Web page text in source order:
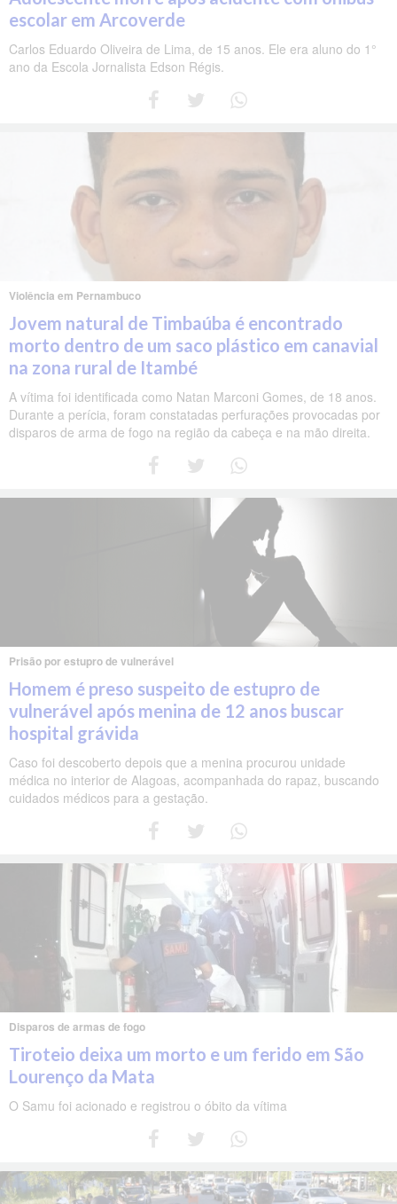
escolar em Arcoverde
Carlos Eduardo Oliveira de Lima, de 15 anos. Ele era aluno do 1°
ano da Escola Jornalista Edson Régis.
Violência em Pernambuco
Jovem natural de Timbaúba é encontrado
morto dentro de um saco plástico em canavial
na zona rural de Itambé
A vítima foi identificada como Natan Marconi Gomes, de 18 anos.
Durante a perícia, foram constatadas perfurações provocadas por
disparos de arma de fogo na região da cabeça e na mão direita.
Prisão por estupro de vulnerável
Homem é preso suspeito de estupro de
vulnerável após menina de 12 anos buscar
hospital grávida
Caso foi descoberto depois que a menina procurou unidade
médica no interior de Alagoas, acompanhada do rapaz, buscando
cuidados médicos para a gestação.
Disparos de armas de fogo
Tiroteio deixa um morto e um ferido em São
Lourenço da Mata
O Samu foi acionado e registrou o óbito da vítima